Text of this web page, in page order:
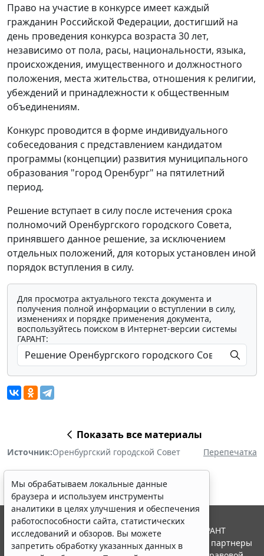
Право на участие в конкурсе имеет каждый
гражданин Российской Федерации, достигший на
день проведения конкурса возраста 30 лет,
независимо от пола, расы, национальности, языка,
происхождения, имущественного и должностного
положения, места жительства, отношения к религии,
убеждений и принадлежности к общественным
объединениям.
Конкурс проводится в форме индивидуального
собеседования с представлением кандидатом
программы (концепции) развития муниципального
образования "город Оренбург" на пятилетний
период.
Решение вступает в силу после истечения срока
полномочий Оренбургского городского Совета,
принявшего данное решение, за исключением
отдельных положений, для которых установлен иной
порядок вступления в силу.
Для просмотра актуального текста документа и
получения полной информации о вступлении в силу,
изменениях и порядке применения документа,
воспользуйтесь поиском в Интернет-версии системы
ГАРАНТ:
Показать все материалы
Источник:Оренбургский городской Совет Перепечатка
Мы обрабатываем локальные данные
браузера и используем инструменты
аналитики в целях улучшения и обеспечения
работоспособности сайта, статистических
исследований и обзоров. Вы можете
запретить обработку указанных данных в
© ООО "НПП "ГАРАНТ-СЕРВИС", 2026. Система ГАРАНТ
выпускается с 1990 года. Компания "Гарант" и ее партнеры